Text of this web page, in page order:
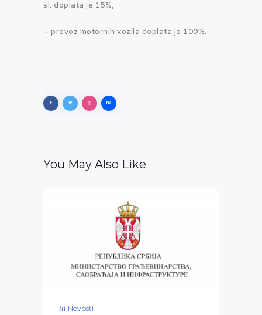
sl. doplata je 15%,
– prevoz motornih vozila doplata je 100%.
You May Also Like
in Novosti